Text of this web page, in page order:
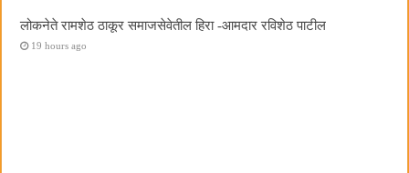
लोकनेते रामशेठ ठाकूर समाजसेवेतील हिरा -आमदार रविशेठ पाटील
19 hours ago